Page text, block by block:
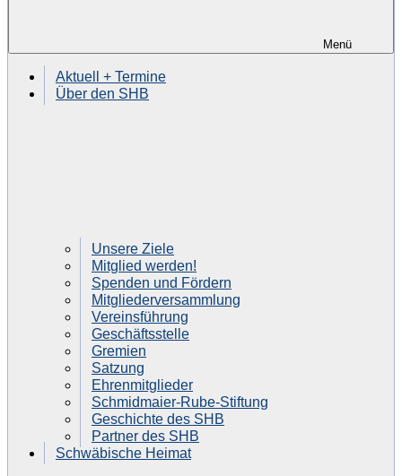
Menü
Aktuell + Termine
Über den SHB
Unsere Ziele
Mitglied werden!
Spenden und Fördern
Mitgliederversammlung
Vereinsführung
Geschäftsstelle
Gremien
Satzung
Ehrenmitglieder
Schmidmaier-Rube-Stiftung
Geschichte des SHB
Partner des SHB
Schwäbische Heimat